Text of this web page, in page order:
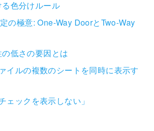
色分けルール
の極意: One-Way DoorとTwo-Way
低さの要因とは
イルの複数のシートを同時に表示す
ェックを表示しない」